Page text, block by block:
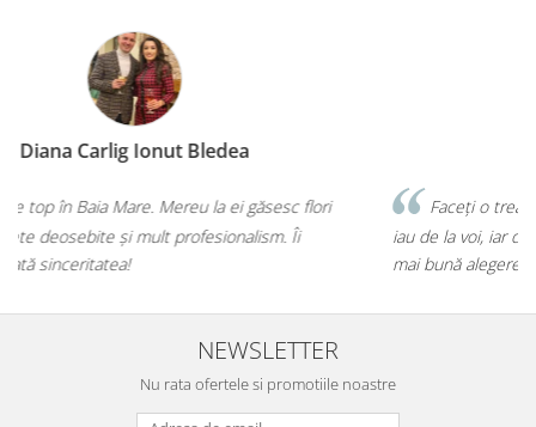
Diana Illés
Faceți o treabă minunată! Orice buchet sau aranjament îl
iau de la voi, iar de fiecare dată mi-ați confirmat că am făcut cea
mai bună alegere!💕
NEWSLETTER
Nu rata ofertele si promotiile noastre